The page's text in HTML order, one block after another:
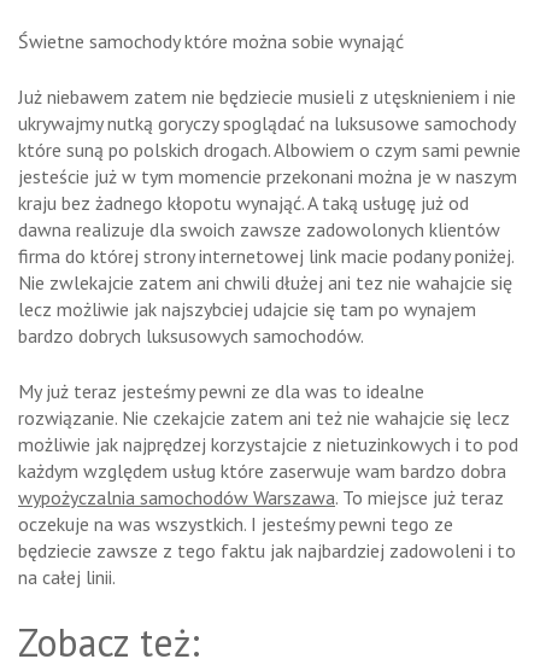
Świetne samochody które można sobie wynająć
Już niebawem zatem nie będziecie musieli z utęsknieniem i nie
ukrywajmy nutką goryczy spoglądać na luksusowe samochody
które suną po polskich drogach. Albowiem o czym sami pewnie
jesteście już w tym momencie przekonani można je w naszym
kraju bez żadnego kłopotu wynająć. A taką usługę już od
dawna realizuje dla swoich zawsze zadowolonych klientów
firma do której strony internetowej link macie podany poniżej.
Nie zwlekajcie zatem ani chwili dłużej ani tez nie wahajcie się
lecz możliwie jak najszybciej udajcie się tam po wynajem
bardzo dobrych luksusowych samochodów.
My już teraz jesteśmy pewni ze dla was to idealne
rozwiązanie. Nie czekajcie zatem ani też nie wahajcie się lecz
możliwie jak najprędzej korzystajcie z nietuzinkowych i to pod
każdym względem usług które zaserwuje wam bardzo dobra
wypożyczalnia samochodów Warszawa. To miejsce już teraz
oczekuje na was wszystkich. I jesteśmy pewni tego ze
będziecie zawsze z tego faktu jak najbardziej zadowoleni i to
na całej linii.
Zobacz też: